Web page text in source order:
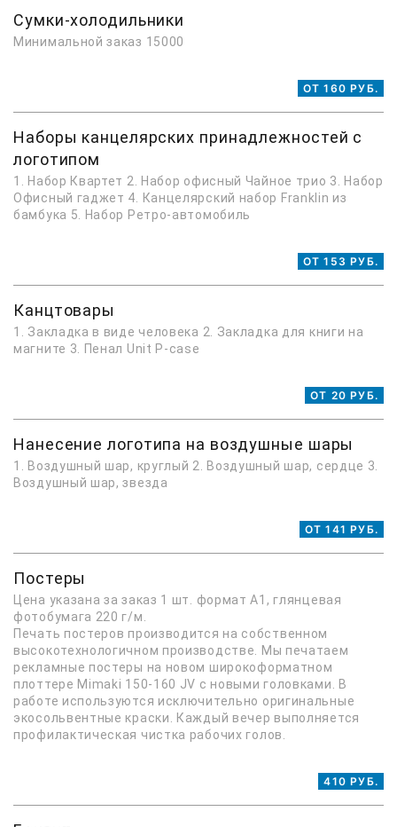
Сумки-холодильники
Минимальной заказ 15000
ОТ 160 РУБ.
Наборы канцелярских принадлежностей с
логотипом
1. Набор Квартет 2. Набор офисный Чайное трио 3. Набор
Офисный гаджет 4. Канцелярский набор Franklin из
бамбука 5. Набор Ретро-автомобиль
ОТ 153 РУБ.
Канцтовары
1. Закладка в виде человека 2. Закладка для книги на
магните 3. Пенал Unit P-case
ОТ 20 РУБ.
Нанесение логотипа на воздушные шары
1. Воздушный шар, круглый 2. Воздушный шар, сердце 3.
Воздушный шар, звезда
ОТ 141 РУБ.
Постеры
Цена указана за заказ 1 шт. формат А1, глянцевая
фотобумага 220 г/м.
Печать постеров производится на собственном
высокотехнологичном производстве. Мы печатаем
рекламные постеры на новом широкоформатном
плоттере Mimaki 150-160 JV с новыми головками. В
работе используются исключительно оригинальные
экосольвентные краски. Каждый вечер выполняется
профилактическая чистка рабочих голов.
410 РУБ.